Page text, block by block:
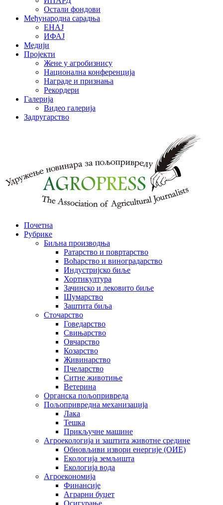
Остали фондови
Међународна сарадња
ЕНАЈ
ИФАЈ
Медији
Пројекти
Жене у агробизнису
Национална конференција
Награде и признања
Рекордери
Галерија
Видео галерија
Задругарство
Почетна
Рубрике
Биљна производња
Ратарство и повртарство
Воћарство и виноградарство
Индустријско биље
Хортикултура
Зачинско и лековито биље
Шумарство
Заштита биља
Сточарство
Говедарство
Свињарство
Овчарство
Козарство
Живинарство
Пчеларство
Ситне животиње
Ветерина
Органска пољопривреда
Пољопривредна механизација
Лака
Тешка
Прикључне машине
Агроекологија и заштита животне средине
Обновљиви извори енергије (ОИЕ)
Екологија земљишта
Екологија вода
Агроекономија
Финансије
Аграрни буџет
Осигурање